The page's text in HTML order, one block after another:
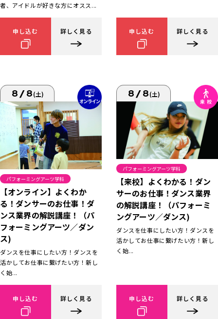
者、アイドルが好きな方にオスス...
申し込む 詳しく見る 申し込む 詳しく見る
8/8(土)
パフォーミングアーツ学科
【オンライン】よくわか
る！ダンサーのお仕事！ダ
ンス業界の解説講座！（パ
フォーミングアーツ／ダン
ス)
ダンスを仕事にしたい方！ダンスを
活かしてお仕事に繋げたい方！新し
く始...
申し込む 詳しく見る
8/8(土)
パフォーミングアーツ学科
【来校】よくわかる！ダン
サーのお仕事！ダンス業界
の解説講座！（パフォーミ
ングアーツ／ダンス)
ダンスを仕事にしたい方！ダンスを
活かしてお仕事に繋げたい方！新し
く始...
申し込む 詳しく見る